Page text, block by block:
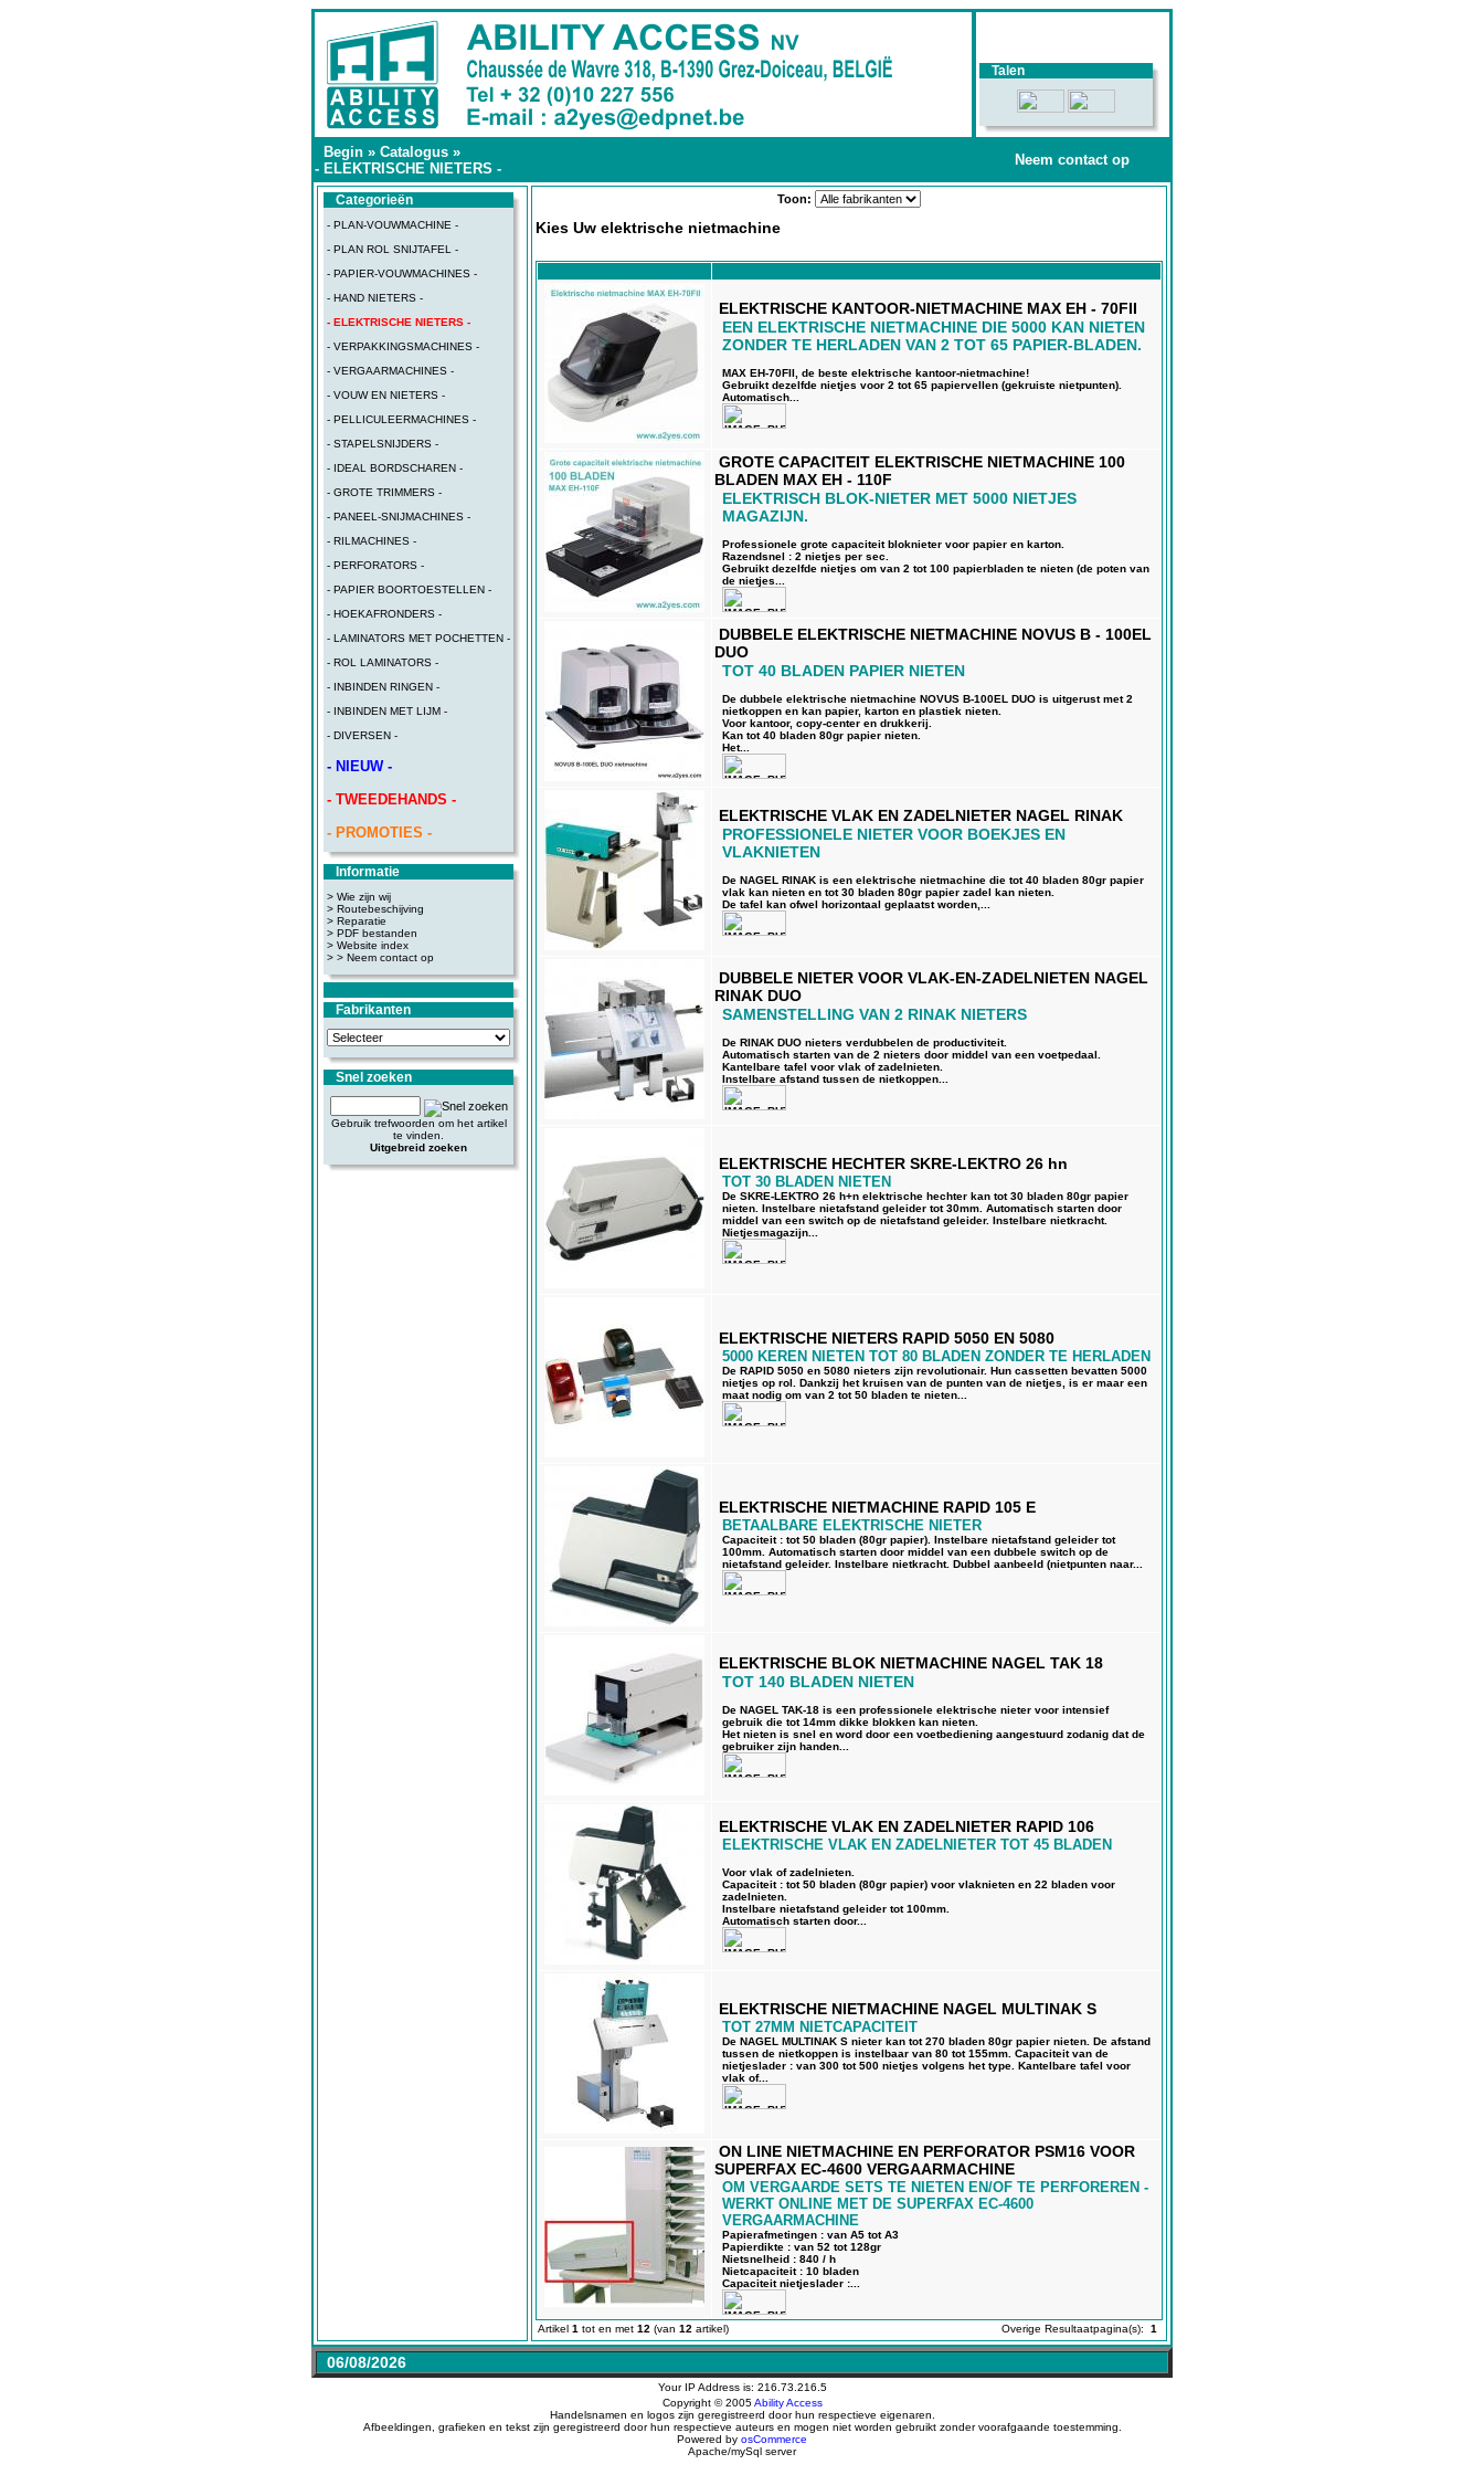
Talen
Begin » Catalogus »
- ELEKTRISCHE NIETERS -
Neem contact op
Categorieën
- PLAN-VOUWMACHINE -
- PLAN ROL SNIJTAFEL -
- PAPIER-VOUWMACHINES -
- HAND NIETERS -
- ELEKTRISCHE NIETERS -
- VERPAKKINGSMACHINES -
- VERGAARMACHINES -
- VOUW EN NIETERS -
- PELLICULEERMACHINES -
- STAPELSNIJDERS -
- IDEAL BORDSCHAREN -
- GROTE TRIMMERS -
- PANEEL-SNIJMACHINES -
- RILMACHINES -
- PERFORATORS -
- PAPIER BOORTOESTELLEN -
- HOEKAFRONDERS -
- LAMINATORS MET POCHETTEN -
- ROL LAMINATORS -
- INBINDEN RINGEN -
- INBINDEN MET LIJM -
- DIVERSEN -
- NIEUW -
- TWEEDEHANDS -
- PROMOTIES -
Informatie
> Wie zijn wij
> Routebeschijving
> Reparatie
> PDF bestanden
> Website index
> > Neem contact op
Fabrikanten
Snel zoeken
Gebruik trefwoorden om het artikel
te vinden.
Uitgebreid zoeken
Toon:
Kies Uw elektrische nietmachine
ELEKTRISCHE KANTOOR-NIETMACHINE MAX EH - 70FII
EEN ELEKTRISCHE NIETMACHINE DIE 5000 KAN NIETEN
ZONDER TE HERLADEN VAN 2 TOT 65 PAPIER-BLADEN.
MAX EH-70FII, de beste elektrische kantoor-nietmachine!
Gebruikt dezelfde nietjes voor 2 tot 65 papiervellen (gekruiste nietpunten).
Automatisch...
GROTE CAPACITEIT ELEKTRISCHE NIETMACHINE 100
BLADEN MAX EH - 110F
ELEKTRISCH BLOK-NIETER MET 5000 NIETJES
MAGAZIJN.
Professionele grote capaciteit bloknieter voor papier en karton.
Razendsnel : 2 nietjes per sec.
Gebruikt dezelfde nietjes om van 2 tot 100 papierbladen te nieten (de poten van
de nietjes...
DUBBELE ELEKTRISCHE NIETMACHINE NOVUS B - 100EL
DUO
TOT 40 BLADEN PAPIER NIETEN
De dubbele elektrische nietmachine NOVUS B-100EL DUO is uitgerust met 2
nietkoppen en kan papier, karton en plastiek nieten.
Voor kantoor, copy-center en drukkerij.
Kan tot 40 bladen 80gr papier nieten.
Het...
ELEKTRISCHE VLAK EN ZADELNIETER NAGEL RINAK
PROFESSIONELE NIETER VOOR BOEKJES EN
VLAKNIETEN
De NAGEL RINAK is een elektrische nietmachine die tot 40 bladen 80gr papier
vlak kan nieten en tot 30 bladen 80gr papier zadel kan nieten.
De tafel kan ofwel horizontaal geplaatst worden,...
DUBBELE NIETER VOOR VLAK-EN-ZADELNIETEN NAGEL
RINAK DUO
SAMENSTELLING VAN 2 RINAK NIETERS
De RINAK DUO nieters verdubbelen de productiviteit.
Automatisch starten van de 2 nieters door middel van een voetpedaal.
Kantelbare tafel voor vlak of zadelnieten.
Instelbare afstand tussen de nietkoppen...
ELEKTRISCHE HECHTER SKRE-LEKTRO 26 hn
TOT 30 BLADEN NIETEN
De SKRE-LEKTRO 26 h+n elektrische hechter kan tot 30 bladen 80gr papier
nieten. Instelbare nietafstand geleider tot 30mm. Automatisch starten door
middel van een switch op de nietafstand geleider. Instelbare nietkracht.
Nietjesmagazijn...
ELEKTRISCHE NIETERS RAPID 5050 EN 5080
5000 KEREN NIETEN TOT 80 BLADEN ZONDER TE HERLADEN
De RAPID 5050 en 5080 nieters zijn revolutionair. Hun cassetten bevatten 5000
nietjes op rol. Dankzij het kruisen van de punten van de nietjes, is er maar een
maat nodig om van 2 tot 50 bladen te nieten...
ELEKTRISCHE NIETMACHINE RAPID 105 E
BETAALBARE ELEKTRISCHE NIETER
Capaciteit : tot 50 bladen (80gr papier). Instelbare nietafstand geleider tot
100mm. Automatisch starten door middel van een dubbele switch op de
nietafstand geleider. Instelbare nietkracht. Dubbel aanbeeld (nietpunten naar...
ELEKTRISCHE BLOK NIETMACHINE NAGEL TAK 18
TOT 140 BLADEN NIETEN
De NAGEL TAK-18 is een professionele elektrische nieter voor intensief
gebruik die tot 14mm dikke blokken kan nieten.
Het nieten is snel en word door een voetbediening aangestuurd zodanig dat de
gebruiker zijn handen...
ELEKTRISCHE VLAK EN ZADELNIETER RAPID 106
ELEKTRISCHE VLAK EN ZADELNIETER TOT 45 BLADEN
Voor vlak of zadelnieten.
Capaciteit : tot 50 bladen (80gr papier) voor vlaknieten en 22 bladen voor
zadelnieten.
Instelbare nietafstand geleider tot 100mm.
Automatisch starten door...
ELEKTRISCHE NIETMACHINE NAGEL MULTINAK S
TOT 27MM NIETCAPACITEIT
De NAGEL MULTINAK S nieter kan tot 270 bladen 80gr papier nieten. De afstand
tussen de nietkoppen is instelbaar van 80 tot 155mm. Capaciteit van de
nietjeslader : van 300 tot 500 nietjes volgens het type. Kantelbare tafel voor
vlak of...
ON LINE NIETMACHINE EN PERFORATOR PSM16 VOOR
SUPERFAX EC-4600 VERGAARMACHINE
OM VERGAARDE SETS TE NIETEN EN/OF TE PERFOREREN -
WERKT ONLINE MET DE SUPERFAX EC-4600
VERGAARMACHINE
Papierafmetingen : van A5 tot A3
Papierdikte : van 52 tot 128gr
Nietsnelheid : 840 / h
Nietcapaciteit : 10 bladen
Capaciteit nietjeslader :...
Artikel 1 tot en met 12 (van 12 artikel) Overige Resultaatpagina(s): 1
06/08/2026
Your IP Address is: 216.73.216.5
Copyright © 2005Ability Access
Handelsnamen en logos zijn geregistreerd door hun respectieve eigenaren.
Afbeeldingen, grafieken en tekst zijn geregistreerd door hun respectieve auteurs en mogen niet worden gebruikt zonder voorafgaande toestemming.
Powered by osCommerce
Apache/mySql server